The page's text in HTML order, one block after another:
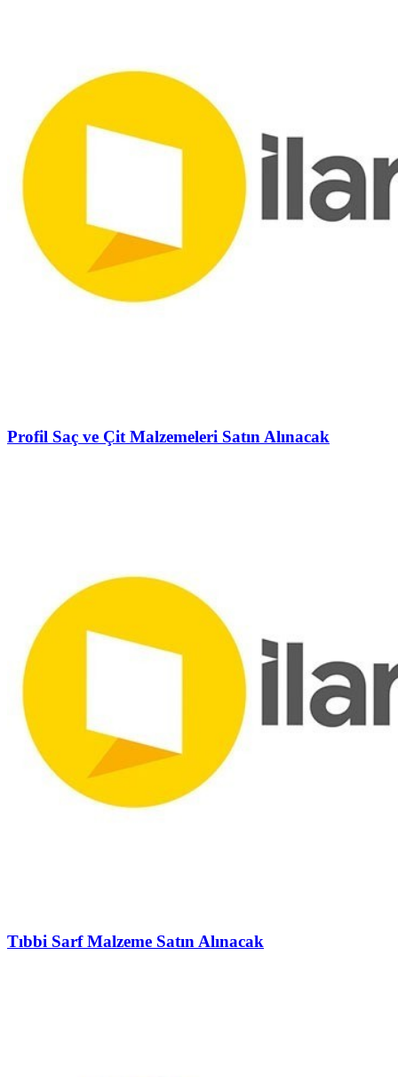
Profil Saç ve Çit Malzemeleri Satın Alınacak
Tıbbi Sarf Malzeme Satın Alınacak